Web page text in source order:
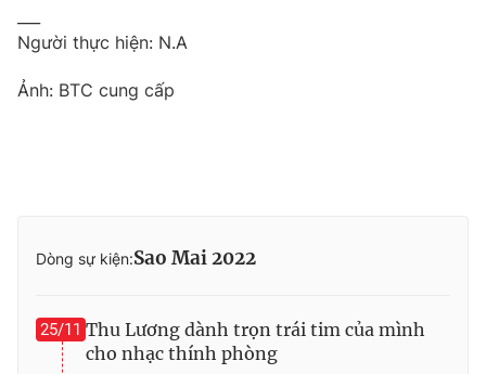
Người thực hiện: N.A
Ảnh: BTC cung cấp
Dòng sự kiện:Sao Mai 2022
25/11 Thu Lương dành trọn trái tim của mình
cho nhạc thính phòng